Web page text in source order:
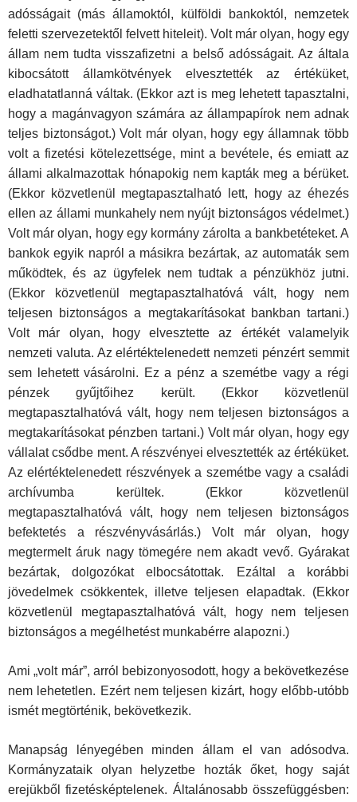
adósságait (más államoktól, külföldi bankoktól, nemzetek
feletti szervezetektől felvett hiteleit). Volt már olyan, hogy egy
állam nem tudta visszafizetni a belső adósságait. Az általa
kibocsátott államkötvények elvesztették az értékü­ket,
eladhatatlanná váltak. (Ekkor azt is meg lehetett tapasztalni,
hogy a magánvagyon számára az állampapírok nem adnak
teljes biztonságot.) Volt már olyan, hogy egy államnak több
volt a fizetési kötelezettsége, mint a bevétele, és emiatt az
állami alkalmazottak hónapokig nem kap­ták meg a bérüket.
(Ekkor közvetlenül megtapasztalható lett, hogy az éhezés
ellen az állami munkahely nem nyújt biztonságos védelmet.)
Volt már olyan, hogy egy kormány zárolta a bankbetéteket. A
bankok egyik napról a másikra bezártak, az automaták sem
működtek, és az ügyfelek nem tudtak a pénzükhöz jutni.
(Ekkor közvetlenül megtapasztalhatóvá vált, hogy nem
teljesen biztonságos a megtakarításokat bankban tartani.)
Volt már olyan, hogy elvesztette az értékét valamelyik
nemzeti valuta. Az elértéktelenedett nemzeti pénzért semmit
sem lehetett vásárolni. Ez a pénz a szemétbe vagy a régi
pénzek gyűjtőihez került. (Ekkor közvetlenül
megtapasztalhatóvá vált, hogy nem teljesen biztonságos a
megtakarítá­sokat pénzben tartani.) Volt már olyan, hogy egy
vállalat csődbe ment. A részvényei elvesztették az értéküket.
Az elértéktelenedett részvények a szemétbe vagy a családi
archívumba kerültek. (Ekkor közvetlenül
megtapasztalhatóvá vált, hogy nem teljesen biztonságos
befektetés a részvényvásárlás.) Volt már olyan, hogy
megtermelt áruk nagy tömegére nem akadt vevő. Gyárakat
bezártak, dolgozókat elbocsátottak. Ezáltal a korábbi
jövedelmek csökkentek, illetve teljesen elapadtak. (Ekkor
közvetlenül megtapasztalhatóvá vált, hogy nem teljesen
biztonságos a megélhetést munkabérre alapozni.)
Ami „volt már”, arról bebizonyosodott, hogy a bekövetkezése
nem le­hetetlen. Ezért nem teljesen kizárt, hogy előbb-utóbb
ismét megtörténik, bekövetkezik.
Manapság lényegében minden állam el van adósodva.
Kormányzataik olyan helyzetbe hozták őket, hogy saját
erejükből fizetésképtelenek. Általánosabb összefüggésben: